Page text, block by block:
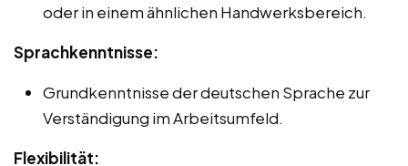
oder in einem ähnlichen Handwerksbereich.
Sprachkenntnisse:
Grundkenntnisse der deutschen Sprache zur
Verständigung im Arbeitsumfeld.
Flexibilität: